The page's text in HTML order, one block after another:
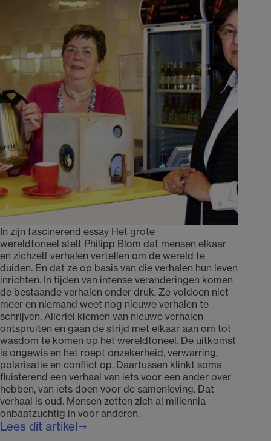
In zijn fascinerend essay Het grote
wereldtoneel stelt Philipp Blom dat mensen elkaar
en zichzelf verhalen vertellen om de wereld te
duiden. En dat ze op basis van die verhalen hun leven
inrichten. In tijden van intense veranderingen komen
de bestaande verhalen onder druk. Ze voldoen niet
meer en niemand weet nog nieuwe verhalen te
schrijven. Allerlei kiemen van nieuwe verhalen
ontspruiten en gaan de strijd met elkaar aan om tot
wasdom te komen op het wereldtoneel. De uitkomst
is ongewis en het roept onzekerheid, verwarring,
polarisatie en conflict op. Daartussen klinkt soms
fluisterend een verhaal van iets voor een ander over
hebben, van iets doen voor de samenleving. Dat
verhaal is oud. Mensen zetten zich al millennia
onbaatzuchtig in voor anderen.
Lees dit artikel
Blijf